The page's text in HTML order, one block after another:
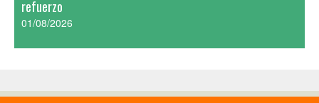
refuerzo
01/08/2026